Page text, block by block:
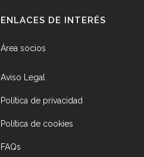
ENLACES DE INTERÉS
Área socios
Aviso Legal
Política de privacidad
Política de cookies
FAQs